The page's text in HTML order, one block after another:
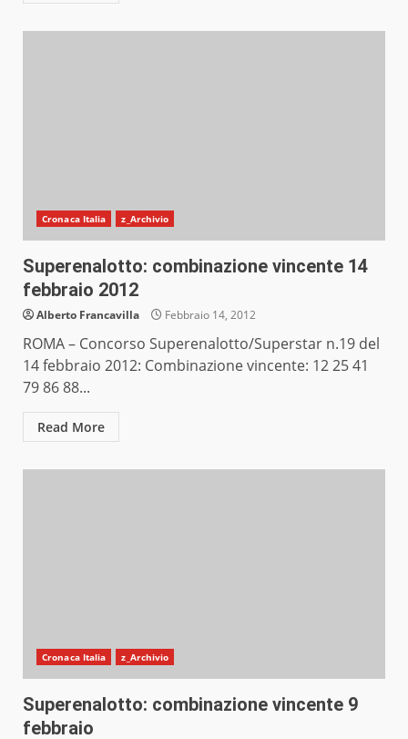
Cronaca Italia z_Archivio
Superenalotto: combinazione vincente 14
febbraio 2012
Alberto Francavilla Febbraio 14, 2012
ROMA – Concorso Superenalotto/Superstar n.19 del
14 febbraio 2012: Combinazione vincente: 12 25 41
79 86 88...
Read More
Cronaca Italia z_Archivio
Superenalotto: combinazione vincente 9
febbraio